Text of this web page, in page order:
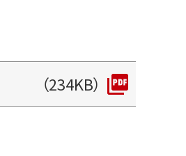
（234KB）